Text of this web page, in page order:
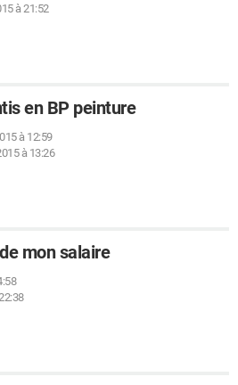
à 21:52
en BP peinture
à 12:59
à 13:26
mon salaire